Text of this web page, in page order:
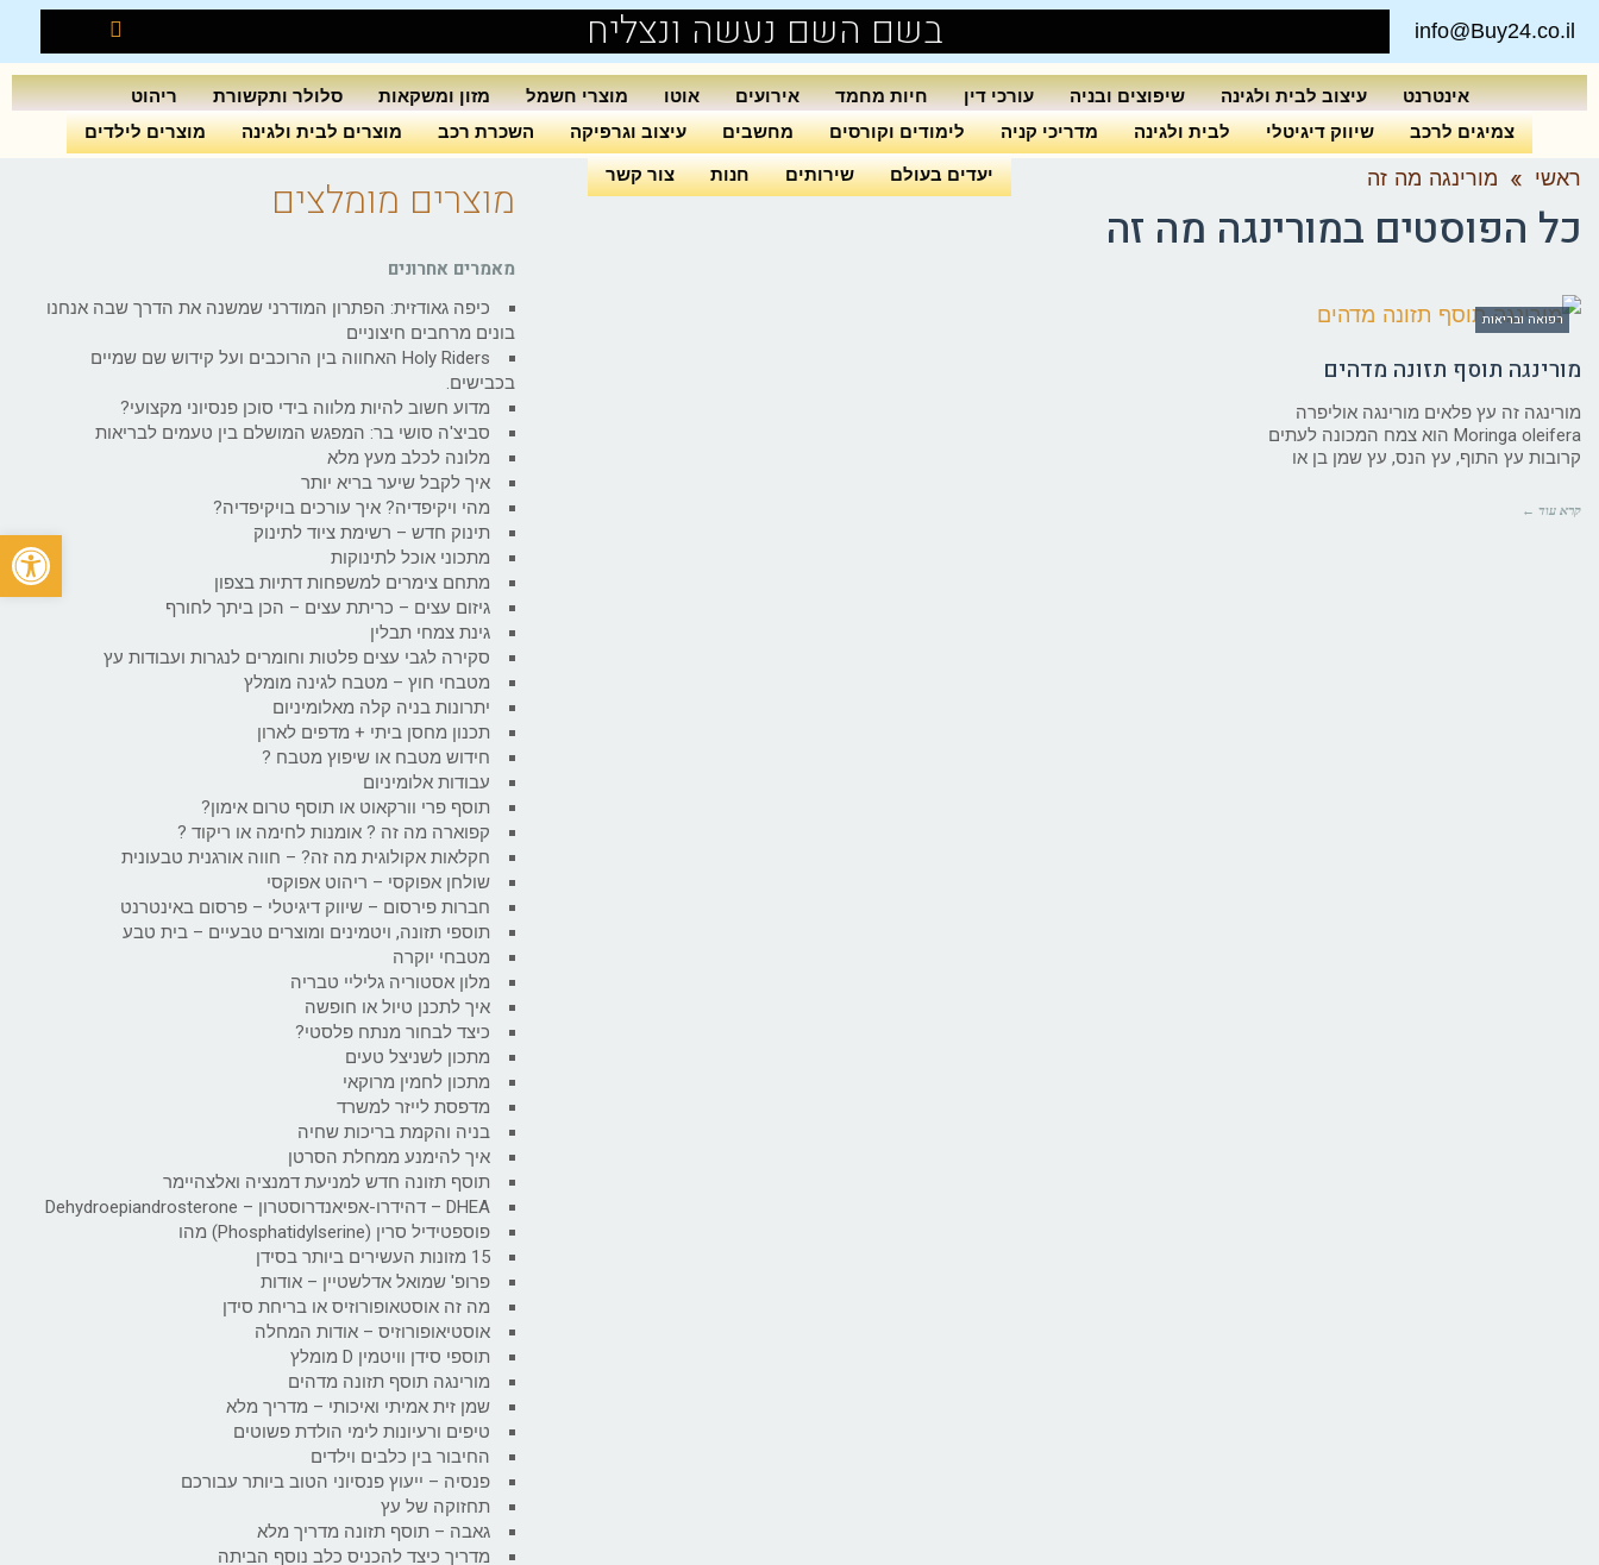
info@Buy24.co.il בשם השם נעשה ונצליח
אינטרנט עיצוב לבית ולגינה שיפוצים ובניה עורכי דין חיות מחמד אירועים אוטו מוצרי חשמל מזון ומשקאות סלולר ותקשורת
ריהוט
צמיגים לרכב
שיווק דיגיטלי לבית ולגינה מדריכי קניה לימודים וקורסים מחשבים עיצוב וגרפיקה השכרת רכב מוצרים לבית ולגינה מוצרים לילדים
יעדים בעולם שירותים חנות צור קשר ראשי » מורינגה מה זה
כל הפוסטים במורינגה מה זה
רפואה ובריאות
מורינגה תוסף תזונה מדהים
מורינגה זה עץ פלאים מורינגה אוליפרה
Moringa oleifera הוא צמח המכונה לעתים
קרובות עץ התוף, עץ הנס, עץ שמן בן או
קרא עוד ←
מוצרים מומלצים
מאמרים אחרונים
כיפה גאודזית: הפתרון המודרני שמשנה את הדרך שבה אנחנו
בונים מרחבים חיצוניים
Holy Riders האחווה בין הרוכבים ועל קידוש שם שמיים
בכבישים.
מדוע חשוב להיות מלווה בידי סוכן פנסיוני מקצועי?
סביצ'ה סושי בר: המפגש המושלם בין טעמים לבריאות
מלונה לכלב מעץ מלא
איך לקבל שיער בריא יותר
מהי ויקיפדיה? איך עורכים בויקיפדיה?
תינוק חדש – רשימת ציוד לתינוק
מתכוני אוכל לתינוקות
מתחם צימרים למשפחות דתיות בצפון
גיזום עצים – כריתת עצים – הכן ביתך לחורף
גינת צמחי תבלין
סקירה לגבי עצים פלטות וחומרים לנגרות ועבודות עץ
מטבחי חוץ – מטבח לגינה מומלץ
יתרונות בניה קלה מאלומיניום
תכנון מחסן ביתי + מדפים לארון
חידוש מטבח או שיפוץ מטבח ?
עבודות אלומיניום
תוסף פרי וורקאוט או תוסף טרום אימון?
קפוארה מה זה ? אומנות לחימה או ריקוד ?
חקלאות אקולוגית מה זה? – חווה אורגנית טבעונית
שולחן אפוקסי – ריהוט אפוקסי
חברות פירסום – שיווק דיגיטלי – פרסום באינטרנט
תוספי תזונה, ויטמינים ומוצרים טבעיים – בית טבע
מטבחי יוקרה
מלון אסטוריה גליליי טבריה
איך לתכנן טיול או חופשה
כיצד לבחור מנתח פלסטי?
מתכון לשניצל טעים
מתכון לחמין מרוקאי
מדפסת לייזר למשרד
בניה והקמת בריכות שחיה
איך להימנע ממחלת הסרטן
תוסף תזונה חדש למניעת דמנציה ואלצהיימר
DHEA – דהידרו-אפיאנדרוסטרון – Dehydroepiandrosterone
פוספטידיל סרין (Phosphatidylserine) מהו
15 מזונות העשירים ביותר בסידן
פרופ' שמואל אדלשטיין – אודות
מה זה אוסטאופורוזיס או בריחת סידן
אוסטיאופורוזיס – אודות המחלה
תוספי סידן וויטמין D מומלץ
מורינגה תוסף תזונה מדהים
שמן זית אמיתי ואיכותי – מדריך מלא
טיפים ורעיונות לימי הולדת פשוטים
החיבור בין כלבים וילדים
פנסיה – ייעוץ פנסיוני הטוב ביותר עבורכם
תחזוקה של עץ
גאבה – תוסף תזונה מדריך מלא
מדריך כיצד להכניס כלב נוסף הביתה